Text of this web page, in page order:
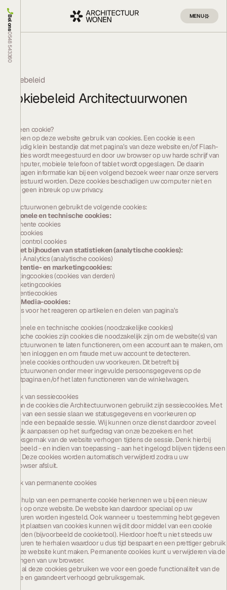
Bel ons
0548 543360
MENU
Cookiebeleid
Cookiebeleid Architectuurwonen
Wat is een cookie?
Wij maken op deze website gebruik van cookies. Een cookie is een
eenvoudig klein bestandje dat met pagina’s van deze website en/of Flash-
applicaties wordt meegestuurd en door uw browser op uw harde schrijf van
uw computer, mobiele telefoon of tablet wordt opgeslagen. De daarin
opgeslagen informatie kan bij een volgend bezoek weer naar onze servers
teruggestuurd worden. Deze cookies beschadigen uw computer niet en
maken geen inbreuk op uw privacy.
Architectuurwonen gebruikt de volgende cookies:
Functionele en technische cookies:
Permanente cookies
Sessiecookies
Cookie control cookies
Voor het bijhouden van statistieken (analytische cookies):
Google Analytics (analytische cookies)
Advertentie- en marketingcookies:
Marketingcookies (cookies van derden)
Remarketingcookies
Advertentiecookies
Social Media-cookies:
Cookies voor het reageren op artikelen en delen van pagina’s
Functionele en technische cookies (noodzakelijke cookies)
Technische cookies zijn cookies die noodzakelijk zijn om de website(s) van
Architectuurwonen te laten functioneren, om een account aan te maken, om
te kunnen inloggen en om fraude met uw account te detecteren.
Functionele cookies onthouden uw voorkeuren. Dit betreft bij
Architectuurwonen onder meer ingevulde persoonsgegevens op de
contactpagina en/of het laten functioneren van de winkelwagen.
Gebruik van sessiecookies
Veel van de cookies die Architectuurwonen gebruikt zijn sessiecookies. Met
behulp van een sessie slaan we statusgegevens en voorkeuren op
gedurende een bepaalde sessie. Wij kunnen onze dienst daardoor zoveel
mogelijk aanpassen op het surfgedrag van onze bezoekers en het
gebruiksgemak van de website verhogen tijdens de sessie. Denk hierbij
bijvoorbeeld - en indien van toepassing - aan het ingelogd blijven tijdens een
sessie. Deze cookies worden automatisch verwijderd zodra u uw
webbrowser afsluit.
Gebruik van permanente cookies
Met behulp van een permanente cookie herkennen we u bij een nieuw
bezoek op onze website. De website kan daardoor speciaal op uw
voorkeuren worden ingesteld. Ook wanneer u toestemming hebt gegeven
voor het plaatsen van cookies kunnen wij dit door middel van een cookie
onthouden (bijvoorbeeld de cookietool). Hierdoor hoeft u niet steeds uw
voorkeuren te herhalen waardoor u dus tijd bespaart en een prettiger gebruik
van onze website kunt maken. Permanente cookies kunt u verwijderen via de
instellingen van uw browser.
Let op: al deze cookies gebruiken we voor een goede functionaliteit van de
website en garandeert verhoogd gebruiksgemak.